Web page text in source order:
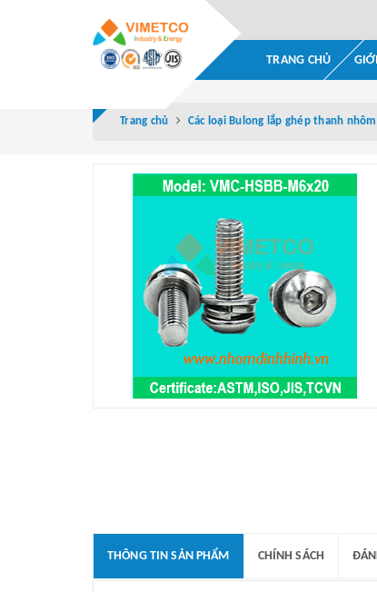
TRANG CHỦ
Trang chủ Các loại Bulong lắp ghép thanh nhôm
THÔNG TIN SẢN PHẨM CHÍNH SÁCH